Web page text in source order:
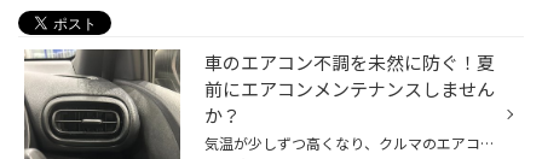
車のエアコン不調を未然に防ぐ！夏
前にエアコンメンテナンスしません
か？
気温が少しずつ高くなり、クルマのエアコンを使用する機会も増えてきていると思います。 是非、夏本番を迎える前におクルマのエアコンのメンテナンスをしませんか？ 【より快適に♪今がおススメ！カーエアコンのメンテナンス】 ■エアコンガスクリーニング おクルマの経年劣化によって、エアコンの効...